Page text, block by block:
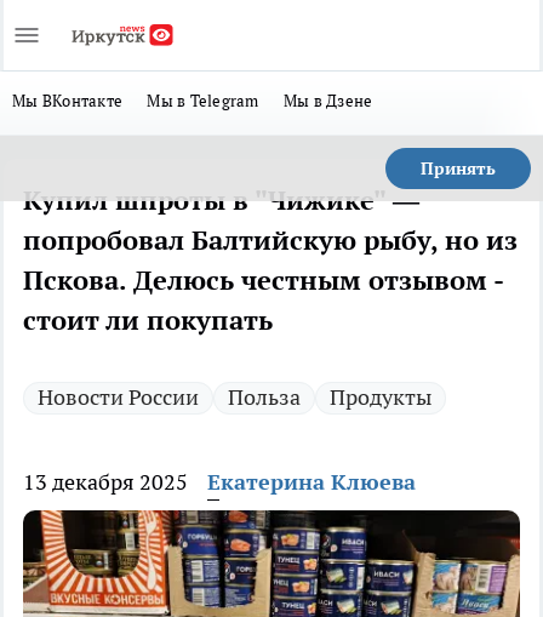
Мы ВКонтакте Мы в Telegram Мы в Дзене
Принять
Купил шпроты в "Чижике" —
попробовал Балтийскую рыбу, но из
Пскова. Делюсь честным отзывом -
стоит ли покупать
Новости России Польза Продукты
13 декабря 2025 Екатерина Клюева